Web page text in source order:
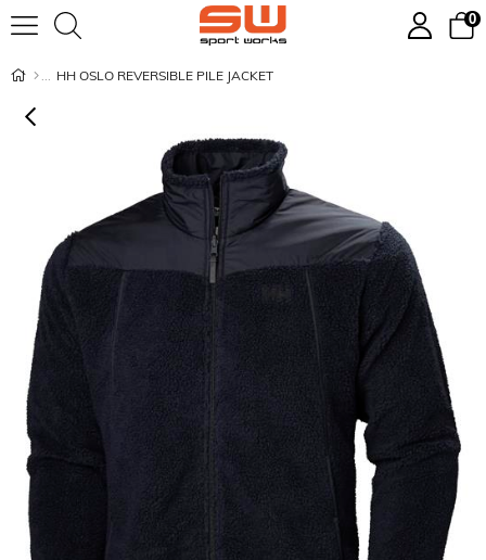
0
HH OSLO REVERSIBLE PILE JACKET